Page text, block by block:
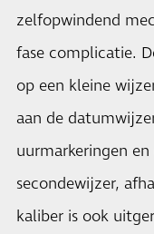
zelfopwindend
fase complicatie.
op een kleine
aan de
uurmarkeringen
secondewijzer,
kaliber is ook